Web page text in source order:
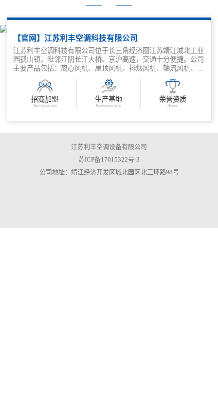
—— ——
【官网】江苏利丰空调科技有限公司
江苏利丰空调科技有限公司位于长三角经济圈江苏靖江城北工业
园孤山镇，毗邻江阴长江大桥、京沪高速，交通十分便捷。公司
主要产品包括：离心风机、屋顶风机、排烟风机、轴流风机、隧
防通风设备等空调设备。
招商加盟
Merchants join
生产基地
Production base
荣誉资质
Honor
江苏利丰空调设备有限公司
苏ICP备17015322号-3
公司地址：靖江经济开发区城北园区北三环路98号